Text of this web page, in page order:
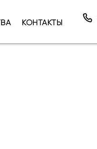
КОНТАКТЫ